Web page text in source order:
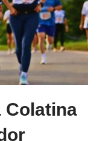
Colatina